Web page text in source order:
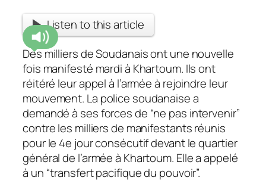
Listen to this article
Des milliers de Soudanais ont une nouvelle
fois manifesté mardi à Khartoum. Ils ont
réitéré leur appel à l’armée à rejoindre leur
mouvement. La police soudanaise a
demandé à ses forces de “ne pas intervenir”
contre les milliers de manifestants réunis
pour le 4e jour consécutif devant le quartier
général de l’armée à Khartoum. Elle a appelé
à un “transfert pacifique du pouvoir”.